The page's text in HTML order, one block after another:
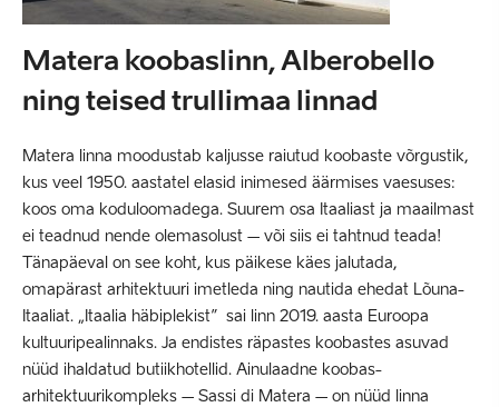
Matera koobaslinn, Alberobello
ning teised trullimaa linnad
Matera linna moodustab kaljusse raiutud koobaste võrgustik,
kus veel 1950. aastatel elasid inimesed äärmises vaesuses:
koos oma koduloomadega. Suurem osa Itaaliast ja maailmast
ei teadnud nende olemasolust – või siis ei tahtnud teada!
Tänapäeval on see koht, kus päikese käes jalutada,
omapärast arhitektuuri imetleda ning nautida ehedat Lõuna-
Itaaliat. „Itaalia häbiplekist” sai linn 2019. aasta Euroopa
kultuuripealinnaks. Ja endistes räpastes koobastes asuvad
nüüd ihaldatud butiikhotellid. Ainulaadne koobas-
arhitektuurikompleks – Sassi di Matera – on nüüd linna